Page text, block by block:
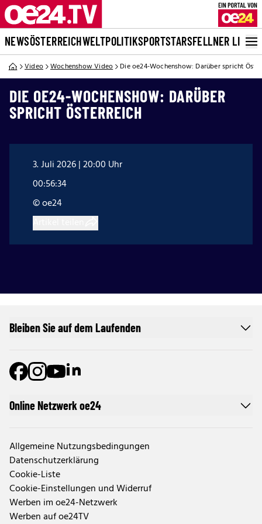
NEWSÖSTERREICHWELTPOLITIKSPORTSTARSFELLNER LIVE
Video Wochenshow Video Die oe24-Wochenshow: Darüber spricht
DIE OE24-WOCHENSHOW: DARÜBER
SPRICHT ÖSTERREICH
3. Juli 2026 | 20:00 Uhr
00:56:34
© oe24
Online Netzwerk oe24
Allgemeine Nutzungsbedingungen
Datenschutzerklärung
Cookie-Liste
Cookie-Einstellungen und Widerruf
Werben im oe24-Netzwerk
Werben auf oe24TV
Bleiben Sie auf dem Laufenden